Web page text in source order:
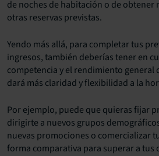
de noches de habitación o de obtener
otras reservas previstas.
Yendo más allá, para completar tus
ingresos, también deberías tener en
competencia y el rendimiento general
dará más claridad y flexibilidad a la
Por ejemplo, puede que quieras fijar
dirigirte a nuevos grupos
nuevas promociones o comercializar
forma comparativa para superar a tus